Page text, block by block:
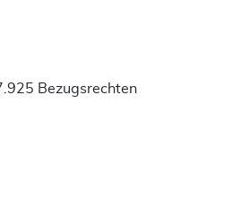
Bezugsrechten